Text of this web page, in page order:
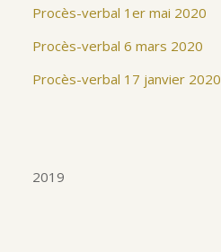
Procès-verbal 1er mai 2020
Procès-verbal 6 mars 2020
Procès-verbal 17 janvier 2020
2019